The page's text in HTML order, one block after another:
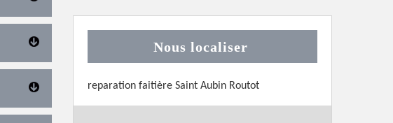
Nous localiser
reparation faitière Saint Aubin Routot